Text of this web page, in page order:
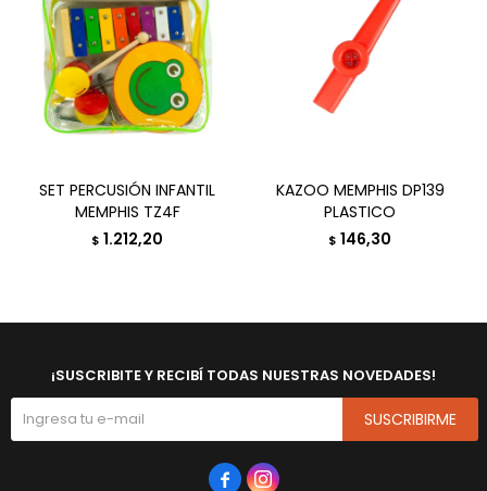
SET PERCUSIÓN INFANTIL
MEMPHIS TZ4F
$ 1.212,20
KAZOO MEMPHIS DP139
PLASTICO
$ 146,30
¡SUSCRIBITE Y RECIBÍ TODAS NUESTRAS NOVEDADES!
SUSCRIBIRME
 